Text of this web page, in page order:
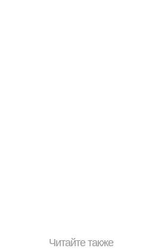
Читайте также